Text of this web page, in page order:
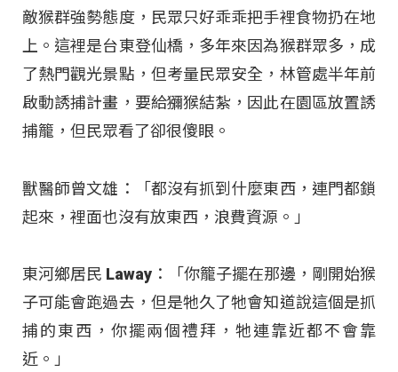
敵猴群強勢態度，民眾只好乖乖把手裡食物扔在地
上。這裡是台東登仙橋，多年來因為猴群眾多，成
了熱門觀光景點，但考量民眾安全，林管處半年前
啟動誘捕計畫，要給獼猴結紮，因此在園區放置誘
捕籠，但民眾看了卻很傻眼。
獸醫師曾文雄：「都沒有抓到什麼東西，連門都鎖
起來，裡面也沒有放東西，浪費資源。」
東河鄉居民 Laway：「你籠子擺在那邊，剛開始猴
子可能會跑過去，但是牠久了牠會知道說這個是抓
捕的東西，你擺兩個禮拜，牠連靠近都不會靠
近。」